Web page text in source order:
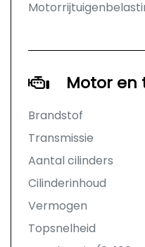
Motor en
Brandstof
Transmissie
Aantal cilinders
Cilinderinhoud
Vermogen
Topsnelheid